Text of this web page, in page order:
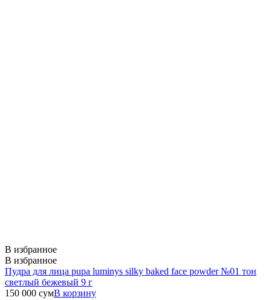
В избранное
В избранное
Пудра для лица pupa luminys silky baked face powder №01 тон
светлый бежевый 9 г
150 000 сумВ корзину